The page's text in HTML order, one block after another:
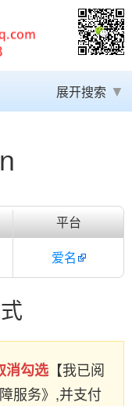
展开搜索
平台
爱名
消勾选 【我已阅
服务》,并支付